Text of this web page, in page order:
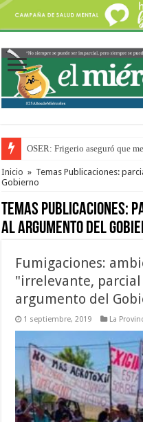
OSER: Frigerio aseguró que
Por primera vez hicieron una
Inicio » Temas Publicaciones:
Gobierno
Temas Publicaciones:
al argumento del
Fumigaciones:
"irrelevante,
argumento del
1 septiembre, 2019 La